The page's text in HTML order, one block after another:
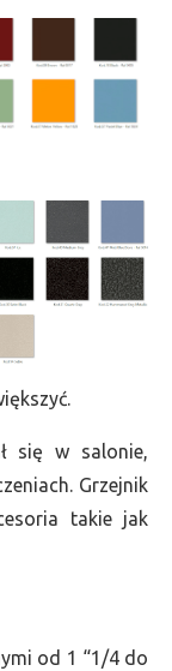
się w salonie,
Grzejnik
takie jak
od 1 “1/4 do